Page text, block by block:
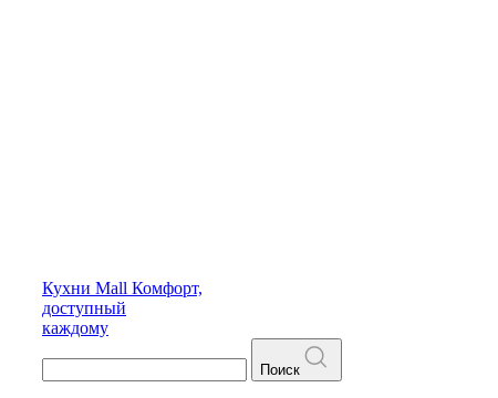
Кухни Mall Комфорт,
доступный
каждому
Поиск